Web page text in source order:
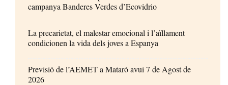
campanya Banderes Verdes d’Ecovidrio
La precarietat, el malestar emocional i l’aïllament
condicionen la vida dels joves a Espanya
Previsió de l’AEMET a Mataró avui 7 de Agost de
2026